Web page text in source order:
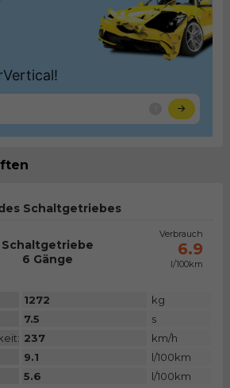
Schaltgetriebes
Schaltgetriebe
6 Gänge
Verbrauch
6.9
l/100km
1272
kg
7.5
s
237
km/h
9.1
l/100km
5.6
l/100km